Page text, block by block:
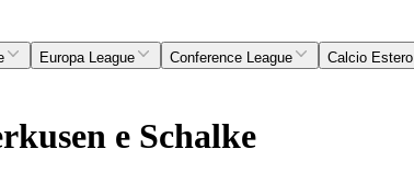
Europa League Conference League Calcio Estero
e Schalke